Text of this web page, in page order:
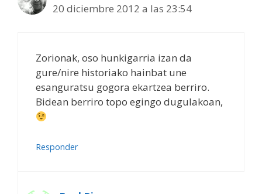
20 diciembre 2012 a las 23:54
Zorionak, oso hunkigarria izan da
gure/nire historiako hainbat une
esanguratsu gogora ekartzea berriro.
Bidean berriro topo egingo dugulakoan,
Responder